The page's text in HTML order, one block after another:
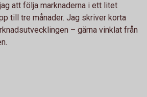
att följa marknaderna i ett litet
till tre månader. Jag skriver korta
– gärna vinklat från